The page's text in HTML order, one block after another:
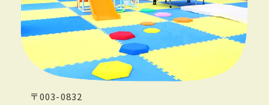
〒003-0832